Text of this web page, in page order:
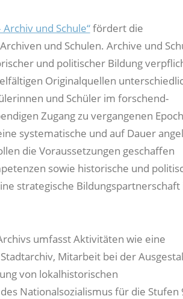
und Schule“fördert die
und Schulen. Archive und
und politischer Bildung
Originalquellen
und Schüler im forschend-
Zugang zu vergangenen
systematische und auf Dauer
die Voraussetzungen geschaffen
sowie historische und
strategische Bildungspartnerschaft
umfasst Aktivitäten wie eine
Mitarbeit bei der
von lokalhistorischen
Nationalsozialismus für die Stufen